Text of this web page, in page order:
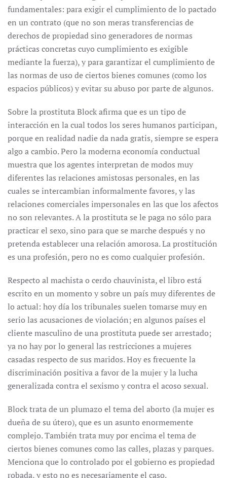
fundamentales: para exigir el cumplimiento de lo pactado
en un contrato (que no son meras transferencias de
derechos de propiedad sino generadores de normas
prácticas concretas cuyo cumplimiento es exigible
mediante la fuerza), y para garantizar el cumplimiento de
las normas de uso de ciertos bienes comunes (como los
espacios públicos) y evitar su abuso por parte de algunos.
Sobre la prostituta Block afirma que es un tipo de
interacción en la cual todos los seres humanos participan,
porque en realidad nadie da nada gratis, siempre se espera
algo a cambio. Pero la moderna economía conductual
muestra que los agentes interpretan de modos muy
diferentes las relaciones amistosas personales, en las
cuales se intercambian informalmente favores, y las
relaciones comerciales impersonales en las que los afectos
no son relevantes. A la prostituta se le paga no sólo para
practicar el sexo, sino para que se marche después y no
pretenda establecer una relación amorosa. La prostitución
es una profesión, pero no es como cualquier profesión.
Respecto al machista o cerdo chauvinista, el libro está
escrito en un momento y sobre un país muy diferentes de
lo actual: hoy día los tribunales suelen tomarse muy en
serio las acusaciones de violación; en algunos países el
cliente masculino de una prostituta puede ser arrestado;
ya no hay por lo general las restricciones a mujeres
casadas respecto de sus maridos. Hoy es frecuente la
discriminación positiva a favor de la mujer y la lucha
generalizada contra el sexismo y contra el acoso sexual.
Block trata de un plumazo el tema del aborto (la mujer es
dueña de su útero), que es un asunto enormemente
complejo. También trata muy por encima el tema de
ciertos bienes comunes como las calles, plazas y parques.
Menciona que lo controlado por el gobierno es propiedad
robada, y esto no es necesariamente el caso.